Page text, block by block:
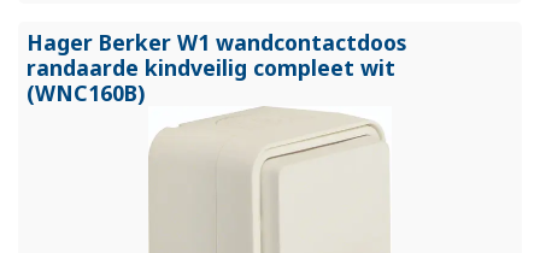
Hager Berker W1 wandcontactdoos
randaarde kindveilig compleet wit
(WNC160B)